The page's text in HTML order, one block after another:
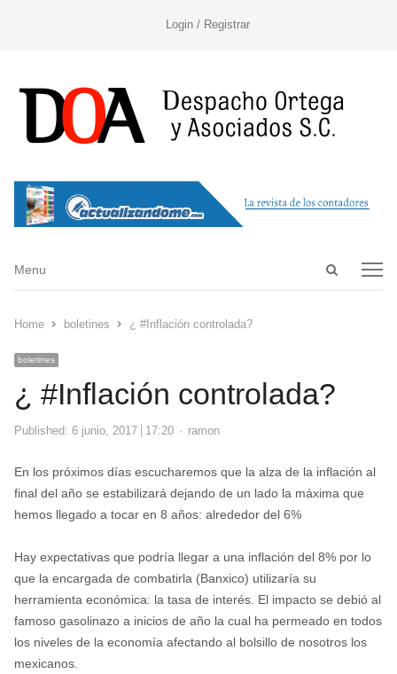
Login / Registrar
Open
Menu
Menu
Home boletines ¿ #Inflación controlada?
boletines
¿ #Inflación controlada?
Published: 6 junio, 2017 17:20 Author
ramon
En los próximos días escucharemos que la alza de la inflación al
final del año se estabilizará dejando de un lado la máxima que
hemos llegado a tocar en 8 años: alrededor del 6%
Hay expectativas que podría llegar a una inflación del 8% por lo
que la encargada de combatirla (Banxico) utilizaría su
herramienta económica: la tasa de interés. El impacto se debió al
famoso gasolinazo a inicios de año la cual ha permeado en todos
los niveles de la economía afectando al bolsillo de nosotros los
mexicanos.